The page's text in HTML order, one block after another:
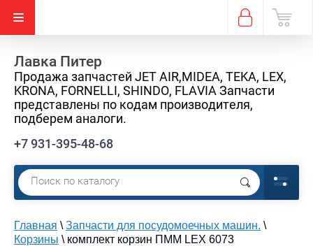
Лавка Питер
Продажа запчастей JET AIR,MIDEA, TEKA, LEX,
KRONA, FORNELLI, SHINDO, FLAVIA Запчасти
представлены по кодам производителя,
подберем аналоги.
+7 931-395-48-68
Главная \ Запчасти для посудомоечных машин. \
Корзины \ комплект корзин ПММ LEX 6073